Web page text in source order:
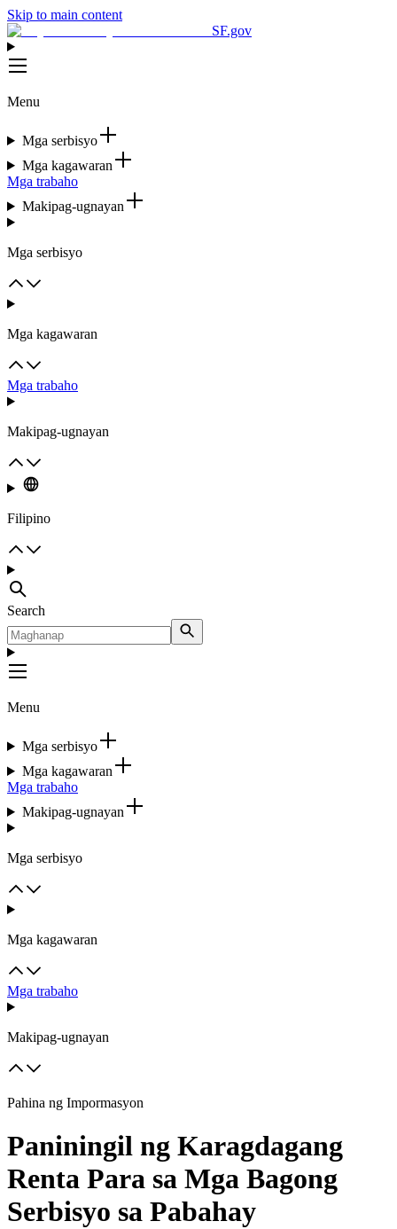
Skip to main content
SF.gov
Menu
Mga serbisyo
Mga kagawaran
Mga trabaho
Makipag-ugnayan
Mga serbisyo
Mga kagawaran
Mga trabaho
Makipag-ugnayan
Filipino
Search
Menu
Mga serbisyo
Mga kagawaran
Mga trabaho
Makipag-ugnayan
Mga serbisyo
Mga kagawaran
Mga trabaho
Makipag-ugnayan
Pahina ng Impormasyon
Paniningil ng Karagdagang
Renta Para sa Mga Bagong
Serbisyo sa Pabahay